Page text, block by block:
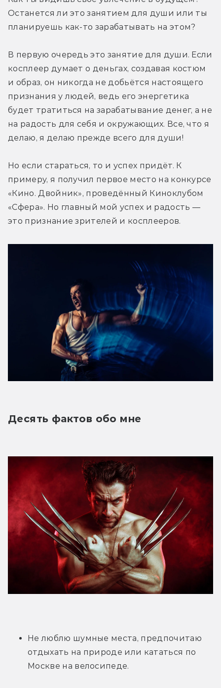
Останется ли это занятием для души или ты
планируешь как-то зарабатывать на этом?
В первую очередь это занятие для души. Если
косплеер думает о деньгах, создавая костюм
и образ, он никогда не добьётся настоящего
признания у людей, ведь его энергетика
будет тратиться на зарабатывание денег, а не
на радость для себя и окружающих. Все, что я
делаю, я делаю прежде всего для души!
Но если стараться, то и успех придёт. К
примеру, я получил первое место на конкурсе
«Кино. Двойник», проведённый Киноклубом
«Сфера». Но главный мой успех и радость —
это признание зрителей и косплееров.
Десять фактов обо мне
Не люблю шумные места, предпочитаю
отдыхать на природе или кататься по
Москве на велосипеде.